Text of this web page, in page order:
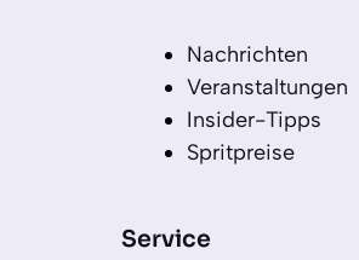
Nachrichten
Veranstaltungen
Insider-Tipps
Spritpreise
Service